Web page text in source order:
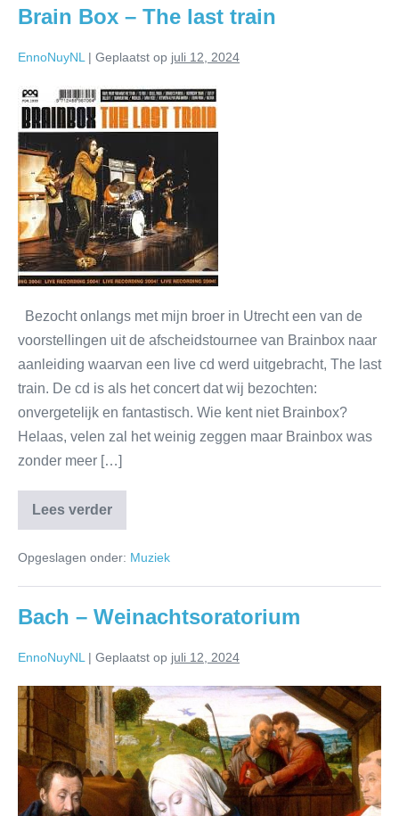
Brain Box – The last train
EnnoNuyNL | Geplaatst op juli 12, 2024
Bezocht onlangs met mijn broer in Utrecht een van de
voorstellingen uit de afscheidstournee van Brainbox naar
aanleiding waarvan een live cd werd uitgebracht, The last
train. De cd is als het concert dat wij bezochten:
onvergetelijk en fantastisch. Wie kent niet Brainbox?
Helaas, velen zal het weinig zeggen maar Brainbox was
zonder meer […]
Lees verder
Opgeslagen onder: Muziek
Bach – Weinachtsoratorium
EnnoNuyNL | Geplaatst op juli 12, 2024